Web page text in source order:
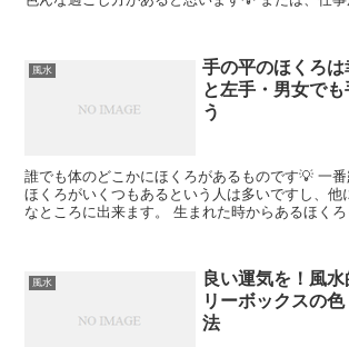
風水
手の平のほくろ
と左手・男女で
う
誰でも体のどこかにほくろがあるものです💡 一
ほくろがいくつもあるという人は多いですし、他
なところに出来ます。 生まれた時からあるほくろ
風水
良い運気を！風
リーボックスの
法